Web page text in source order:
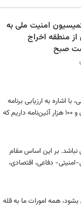
امنیت ملی به
از منطقه اخراج
صبح
اشاره به ارزیابی برنامه
هفتم توسعه بر محورهای اجتماعی، اقتصادی، امنیتی، دفاعی، آموزشی و فرهنگی کشور تصریح کرد: ما اکنون نزدیک به ۱۲ هزار قانون و ۱۰۰ هزار آئین‌نامه داریم که
نباشد. بر این اساس مقام
حوزه‌های سیاسی-امنیتی- دفاعی، اقتصادی،
همه امورات ما به قله